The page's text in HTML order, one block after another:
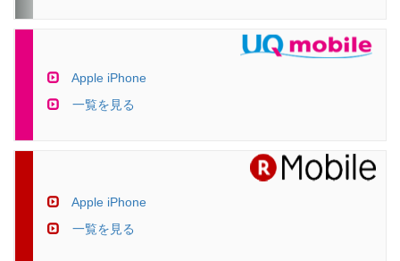
Apple iPhone
一覧を見る
Apple iPhone
一覧を見る